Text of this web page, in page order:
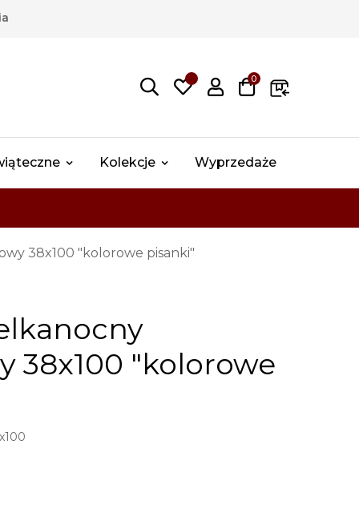
0
Kolekcje Wyprzedaże
38x100 "kolorowe pisanki"
38x100 "kolorowe